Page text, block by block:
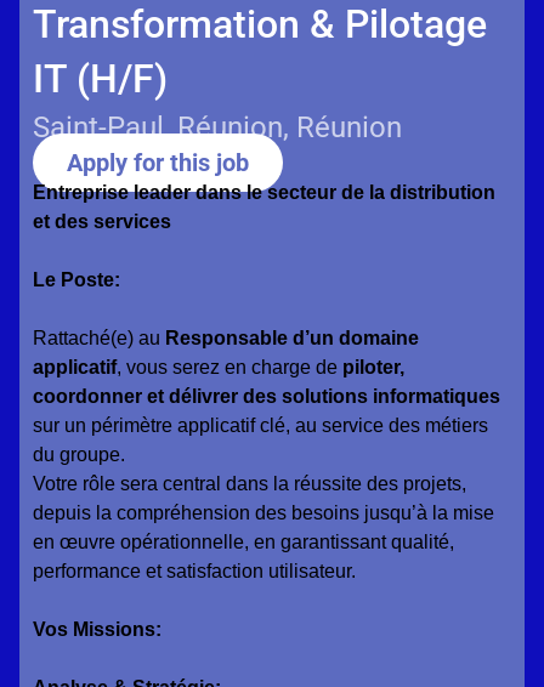
Transformation & Pilotage
IT (H/F)
Saint-Paul, Réunion, Réunion
Apply for this job
Entreprise leader dans le secteur de la distribution
et des services
Le Poste:
Rattaché(e) au Responsable d’un domaine
applicatif, vous serez en charge de piloter,
coordonner et délivrer des solutions informatiques
sur un périmètre applicatif clé, au service des métiers
du groupe.
Votre rôle sera central dans la réussite des projets,
depuis la compréhension des besoins jusqu’à la mise
en œuvre opérationnelle, en garantissant qualité,
performance et satisfaction utilisateur.
Vos Missions: